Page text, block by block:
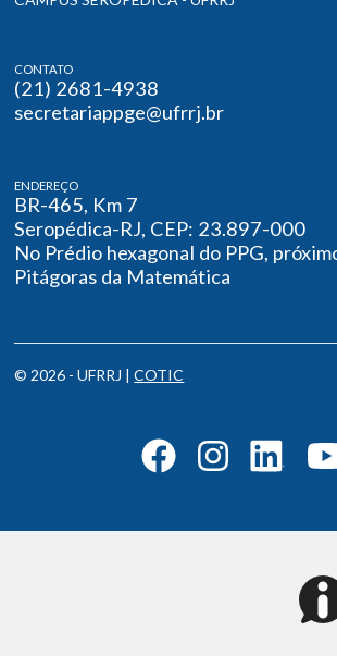
CONTATO
(21) 2681-4938
secretariappge@ufrrj.br
ENDEREÇO
BR-465, Km 7
Seropédica-RJ, CEP: 23.897-000
No Prédio hexagonal do PPG,
Pitágoras da Matemática
© 2026 - UFRRJ |COTIC